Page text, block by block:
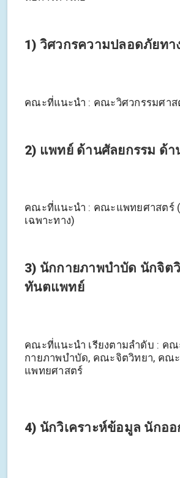
1) วิศวกรความปลอดภัยทา
คณะที่แนะนำ : คณะวิศวกรรมศาส
2) แพทย์ ด้านศัลยกรรม ด้า
คณะที่แนะนำ : คณะแพทยศาสตร์
เฉพาะทาง)
3) นักกายภาพบำบัด นักจิต
ทันตแพทย์
คณะที่แนะนำ เรียงตามลำดับ : คณ
กายภาพบำบัด, คณะจิตวิทยา, คณ
แพทยศาสตร์
4) นักวิเคราะห์ข้อมูล นักอ